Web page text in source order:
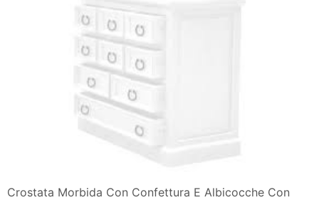
Crostata Morbida Con Confettura E Albicocche Con